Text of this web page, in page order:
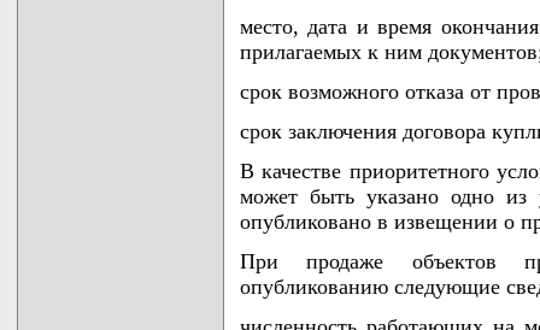
место, дата и время
прилагаемых к ним
срок возможного отказа от
срок заключения договора
В качестве приоритетного
может быть указано одно из
опубликовано в извещении о
При продаже объектов
опубликованию следующие